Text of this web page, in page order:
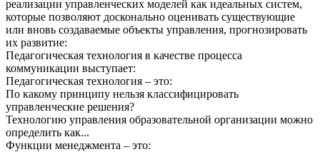
реализации управленческих моделей как идеальных систем,
которые позволяют досконально оценивать существующие
или вновь создаваемые объекты управления, прогнозировать
их развитие:
Педагогическая технология в качестве процесса
коммуникации выступает:
Педагогическая технология – это:
По какому принципу нельзя классифицировать
управленческие решения?
Технологию управления образовательной организации можно
определить как...
Функции менеджмента – это: